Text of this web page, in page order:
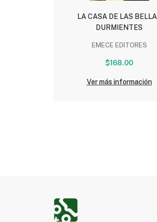
LA CASA DE LAS
DURMIENTES
EMECE EDITORES
$168.00
Ver más información